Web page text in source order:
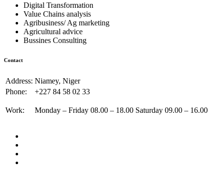
Digital Transformation
Value Chains analysis
Agribusiness/ Ag marketing
Agricultural advice
Bussines Consulting
Contact
Address: Niamey, Niger
Phone:
+227 84 58 02 33
Work: Monday – Friday 08.00 – 18.00 Saturday 09.00 – 16.00